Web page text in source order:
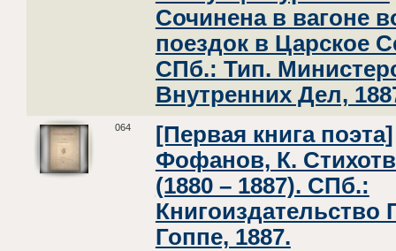
Сочинена в вагоне
поездок в Царское
СПб.: Тип.
Внутренних Дел,
064
[Первая книга поэта]
Фофанов, К.
(1880 – 1887). СПб.:
Книгоиздательство
Гоппе, 1887.